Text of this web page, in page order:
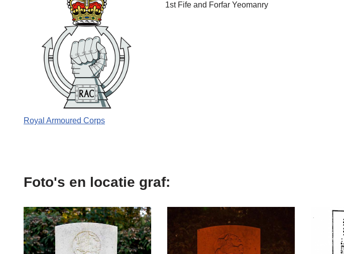
Royal Armoured Corps
1st Fife and Forfar Yeomanry
Foto's en locatie graf: